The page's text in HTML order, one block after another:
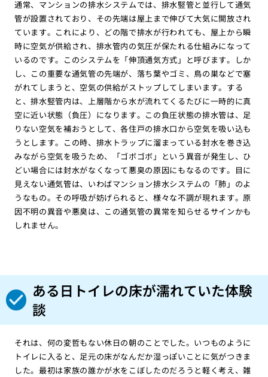
通常、マンションの排水システムでは、排水竪管と並行して通気
管が設置されており、その先端は屋上まで伸びて大気に開放され
ています。これにより、どの階で排水が行われても、屋上から瞬
時に空気が供給され、排水管内の気圧が保たれる仕組みになって
いるのです。このシステムを「伸頂通気方式」と呼びます。しか
し、この重要な通気管の先端が、落ち葉やゴミ、鳥の巣などで塞
がれてしまうと、空気の供給がストップしてしまいます。する
と、排水竪管内は、上層階から水が流れてくるたびに一時的に真
空に近い状態（負圧）になります。この負圧状態の排水管は、足
りない空気を補おうとして、各住戸の排水口から空気を吸い込も
うとします。この時、排水トラップに溜まっている封水を巻き込
みながら空気を吸うため、「ゴボゴボ」という異音が発生し、ひ
どい場合には封水がなくなって悪臭の原因にもなるのです。目に
見えない通気管は、いわばマンション排水システムの「肺」のよ
うなもの。その呼吸が妨げられると、様々な不調が現れます。原
因不明の異音や悪臭は、この通気管の異常を知らせるサインかも
しれません。
ある日トイレの床が濡れていた体験
談
それは、何の変哲もない休日の朝のことでした。いつものように
トイレに入ると、足元の床がなんだか湿っぽいことに気がつきま
した。最初は家族の誰かが水をこぼしたのだろうと軽く考え、雑